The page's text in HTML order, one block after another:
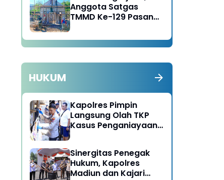
Anggota Satgas
TMMD Ke-129 Pasang
Rumah Sasaran Rehab
RTLH
HUKUM
Kapolres Pimpin
Langsung Olah TKP
Kasus Penganiayaan
Ngawi
Sinergitas Penegak
Hukum, Kapolres
Madiun dan Kajari